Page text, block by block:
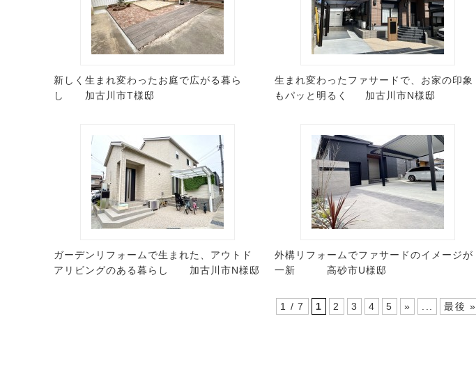
新しく生まれ変わったお庭で広がる暮ら
し 加古川市T様邸
生まれ変わったファサードで、お家の印象
もパッと明るく 加古川市N様邸
ガーデンリフォームで生まれた、アウトド
アリビングのある暮らし 加古川市N様邸
外構リフォームでファサードのイメージが
一新 高砂市U様邸
1 / 7 1 2 3 4 5 » 最後 »